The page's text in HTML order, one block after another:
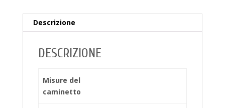
Descrizione
DESCRIZIONE
Misure del
caminetto